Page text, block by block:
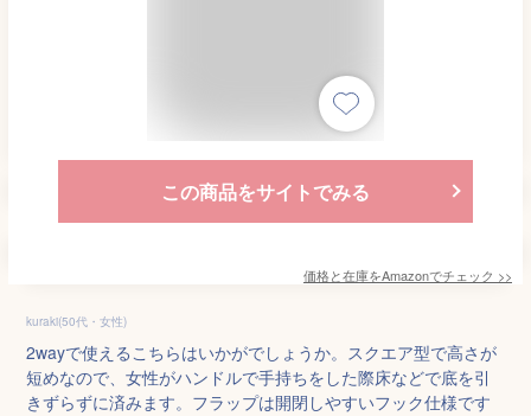
この商品をサイトでみる
価格と在庫をAmazonでチェック >>
kuraki(50代・女性)
2wayで使えるこちらはいかがでしょうか。スクエア型で高さが
短めなので、女性がハンドルで手持ちをした際床などで底を引
きずらずに済みます。フラップは開閉しやすいフック仕様です